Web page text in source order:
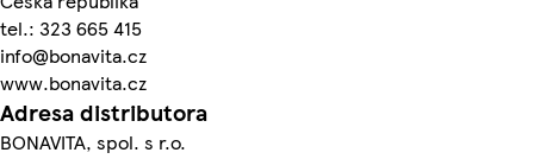
tel.: 323 665 415
info@bonavita.cz
www.bonavita.cz
Adresa distributora
BONAVITA, spol. s r.o.